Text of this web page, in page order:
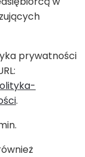
prywatności
.